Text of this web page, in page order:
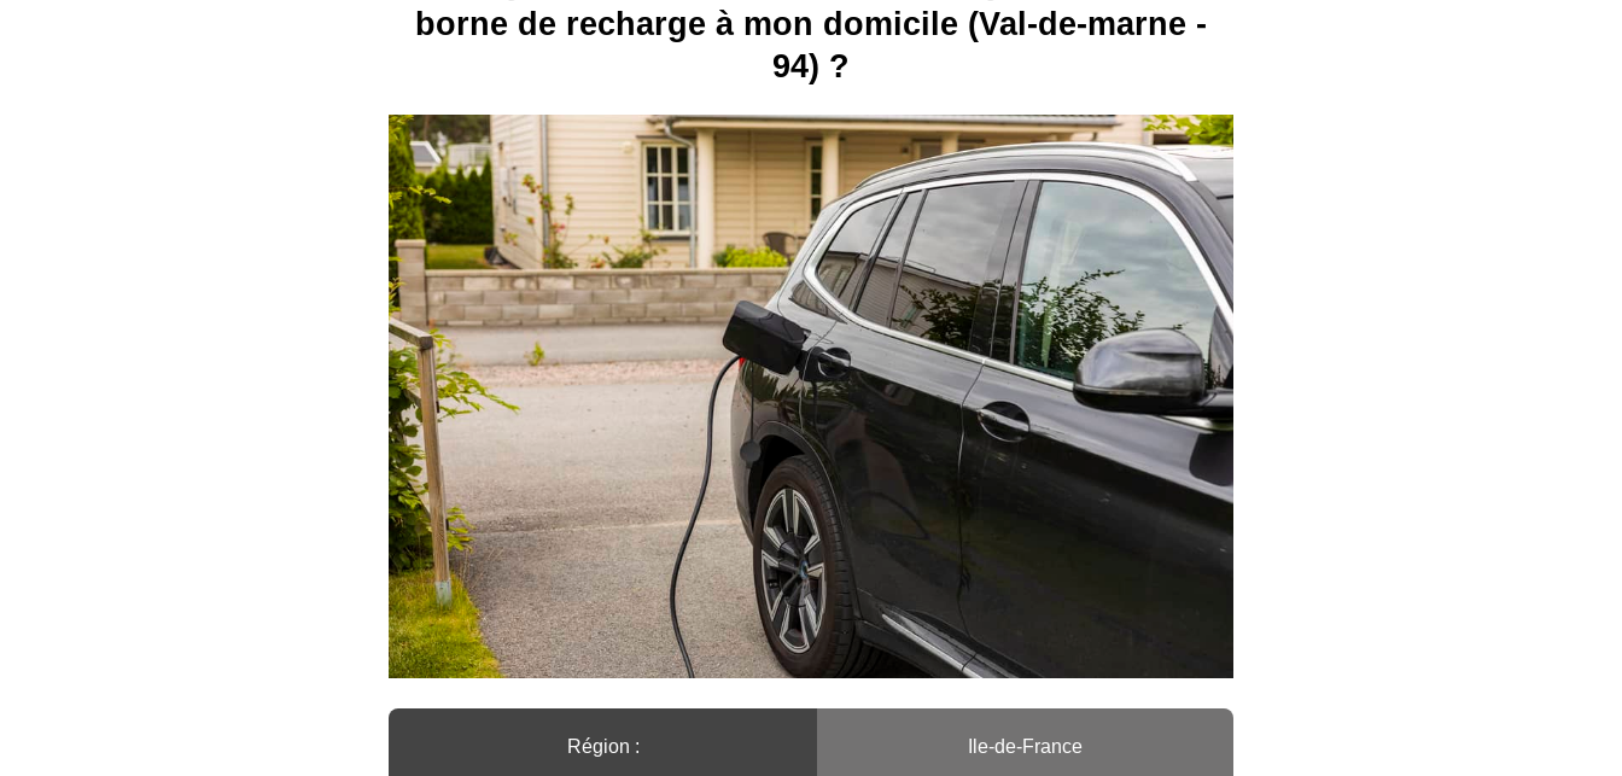
borne de recharge à mon domicile (Val-de-marne -
94) ?
Région :️ Ile-de-France